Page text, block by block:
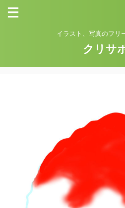
イラスト、写真のフリ
クリサ